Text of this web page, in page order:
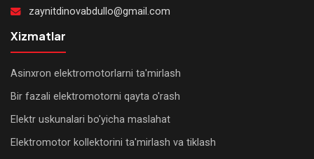
zaynitdinovabdullo@gmail.com
Xizmatlar
Asinxron elektromotorlarni ta'mirlash
Bir fazali elektromotorni qayta o'rash
Elektr uskunalari bo'yicha maslahat
Elektromotor kollektorini ta'mirlash va tiklash